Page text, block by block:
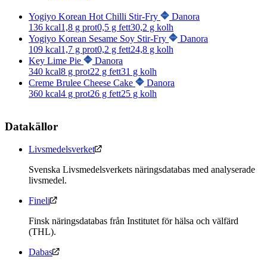
Yogiyo Korean Hot Chilli Stir-Fry
Danora
136 kcal1,8 g prot0,5 g fett30,2 g kolh
Yogiyo Korean Sesame Soy Stir-Fry
Danora
109 kcal1,7 g prot0,2 g fett24,8 g kolh
Key Lime Pie
Danora
340 kcal8 g prot22 g fett31 g kolh
Creme Brulee Cheese Cake
Danora
360 kcal4 g prot26 g fett25 g kolh
Datakällor
Livsmedelsverket
Svenska Livsmedelsverkets näringsdatabas med analyserade
livsmedel.
Fineli
Finsk näringsdatabas från Institutet för hälsa och välfärd
(THL).
Dabas